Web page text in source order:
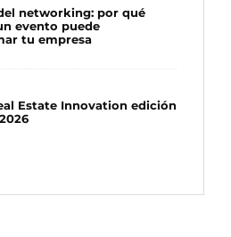
networking: por qué
evento puede
tu empresa
Estate Innovation edición